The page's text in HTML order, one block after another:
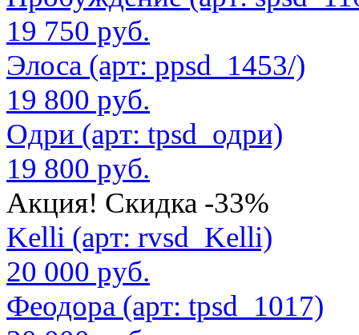
19 750 руб.
Элоса (арт: ppsd_1453/)
19 800 руб.
Одри (арт: tpsd_одри)
19 800 руб.
Акция! Скидка -33%
Kelli (арт: rvsd_Kelli)
20 000 руб.
Феодора (арт: tpsd_1017)